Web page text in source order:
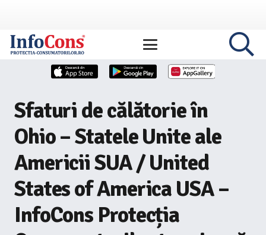
Sfaturi de călătorie în
Ohio – Statele Unite ale
Americii SUA / United
States of America USA –
InfoCons Protecția